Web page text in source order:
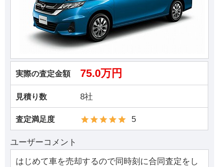
実際の査定金額 75.0万円
見積り数 8社
査定満足度 5
ユーザーコメント
はじめて車を売却するので同時刻に合同査定をし